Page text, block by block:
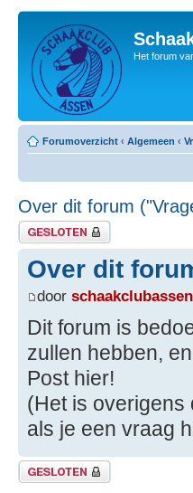
Het forum
Forumoverzicht ‹ Algemeen ‹
Over dit forum
Gesloten onderwerp
Over dit
door schaakclubassen
Dit forum is
zullen hebben,
Post hier!
(Het is overigens
als je een vraag
Gesloten onderwerp